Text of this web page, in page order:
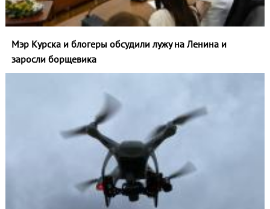
Мэр Курска и блогеры обсудили лужу на Ленина и
заросли борщевика